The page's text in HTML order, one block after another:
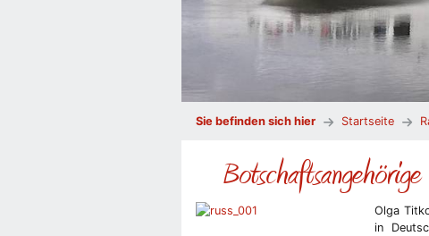
Sie befinden sich hier Startseite
Olga
in